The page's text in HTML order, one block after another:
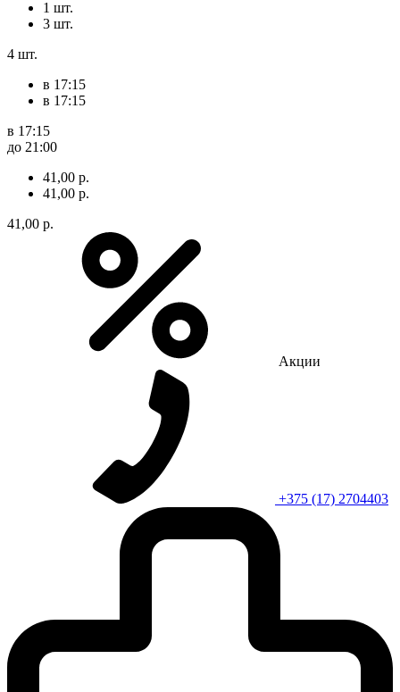
1 шт.
3 шт.
4 шт.
в 17:15
в 17:15
в 17:15
до 21:00
41,00 р.
41,00 р.
41,00 р.
Акции
+375 (17) 2704403